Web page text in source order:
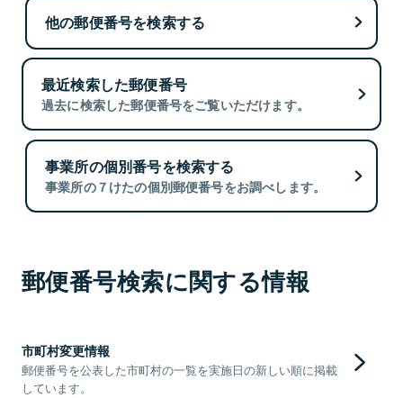
他の郵便番号を検索する
最近検索した郵便番号
過去に検索した郵便番号をご覧いただけます。
事業所の個別番号を検索する
事業所の７けたの個別郵便番号をお調べします。
郵便番号検索に関する情報
市町村変更情報
郵便番号を公表した市町村の一覧を実施日の新しい順に掲載
しています。